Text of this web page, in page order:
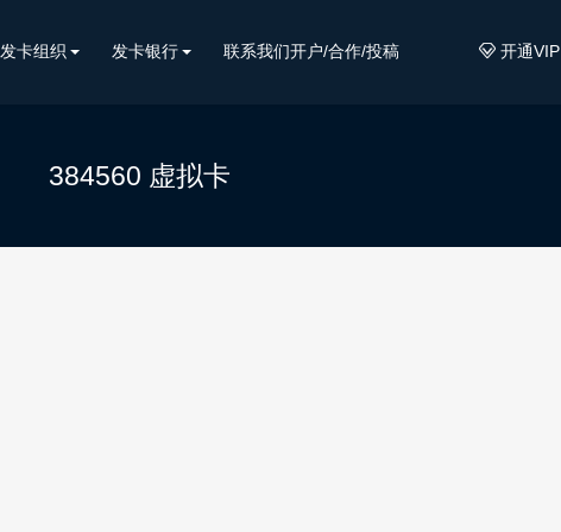
开通VIP
发卡组织 发卡银行 联系我们开户/合作/投稿
384560 虚拟卡